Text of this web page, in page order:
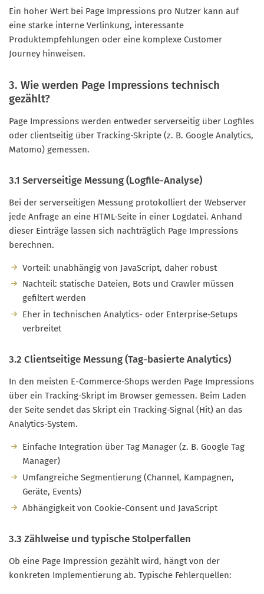
Ein hoher Wert bei Page Impressions pro Nutzer kann auf
eine starke interne Verlinkung, interessante
Produktempfehlungen oder eine komplexe Customer
Journey hinweisen.
3. Wie werden Page Impressions technisch
gezählt?
Page Impressions werden entweder serverseitig über Logfiles
oder clientseitig über Tracking-Skripte (z. B. Google Analytics,
Matomo) gemessen.
3.1 Serverseitige Messung (Logfile-Analyse)
Bei der serverseitigen Messung protokolliert der Webserver
jede Anfrage an eine HTML-Seite in einer Logdatei. Anhand
dieser Einträge lassen sich nachträglich Page Impressions
berechnen.
Vorteil: unabhängig von JavaScript, daher robust
Nachteil: statische Dateien, Bots und Crawler müssen
gefiltert werden
Eher in technischen Analytics- oder Enterprise-Setups
verbreitet
3.2 Clientseitige Messung (Tag-basierte Analytics)
In den meisten E-Commerce-Shops werden Page Impressions
über ein Tracking-Skript im Browser gemessen. Beim Laden
der Seite sendet das Skript ein Tracking-Signal (Hit) an das
Analytics-System.
Einfache Integration über Tag Manager (z. B. Google Tag
Manager)
Umfangreiche Segmentierung (Channel, Kampagnen,
Geräte, Events)
Abhängigkeit von Cookie-Consent und JavaScript
3.3 Zählweise und typische Stolperfallen
Ob eine Page Impression gezählt wird, hängt von der
konkreten Implementierung ab. Typische Fehlerquellen: